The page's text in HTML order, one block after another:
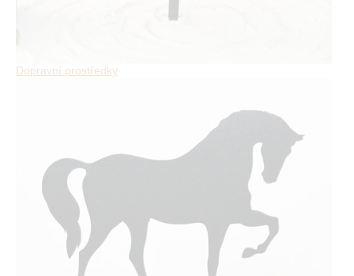
Dopravní prostředky